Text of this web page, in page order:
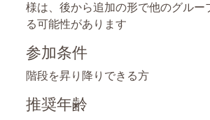
様は、後から追加の形で他のグルー
る可能性があります
参加条件
階段を昇り降りできる方
推奨年齢